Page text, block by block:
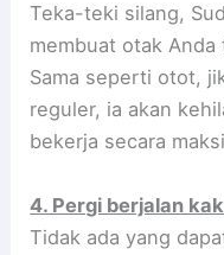
Teka-teki silang,
membuat otak
Sama seperti otot,
reguler, ia akan
bekerja secara
4. Pergi berjalan
Tidak ada yang